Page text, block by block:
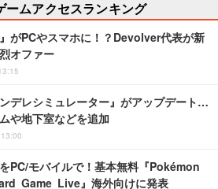
ームアクセスランキング
』がPCやスマホに！？Devolver代表が新
オファー
デレシミュレーター』がアップデート…
や地下室などを追加
をPC/モバイルで！基本無料『Pokémon
Game Live』海外向けに発表